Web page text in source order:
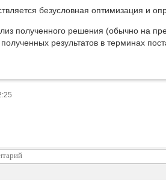
безусловная оптимизация и
полученного решения (обычно на
результатов в терминах